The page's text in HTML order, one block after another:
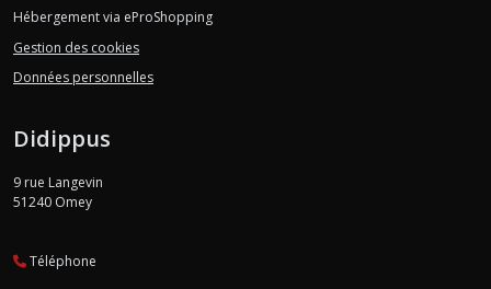
Hébergement via eProShopping
Gestion des cookies
Données personnelles
Didippus
9 rue Langevin
51240 Omey
Téléphone